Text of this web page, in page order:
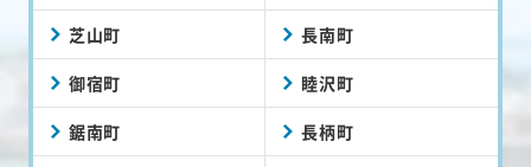
芝山町 長南町
御宿町 睦沢町
鋸南町 長柄町